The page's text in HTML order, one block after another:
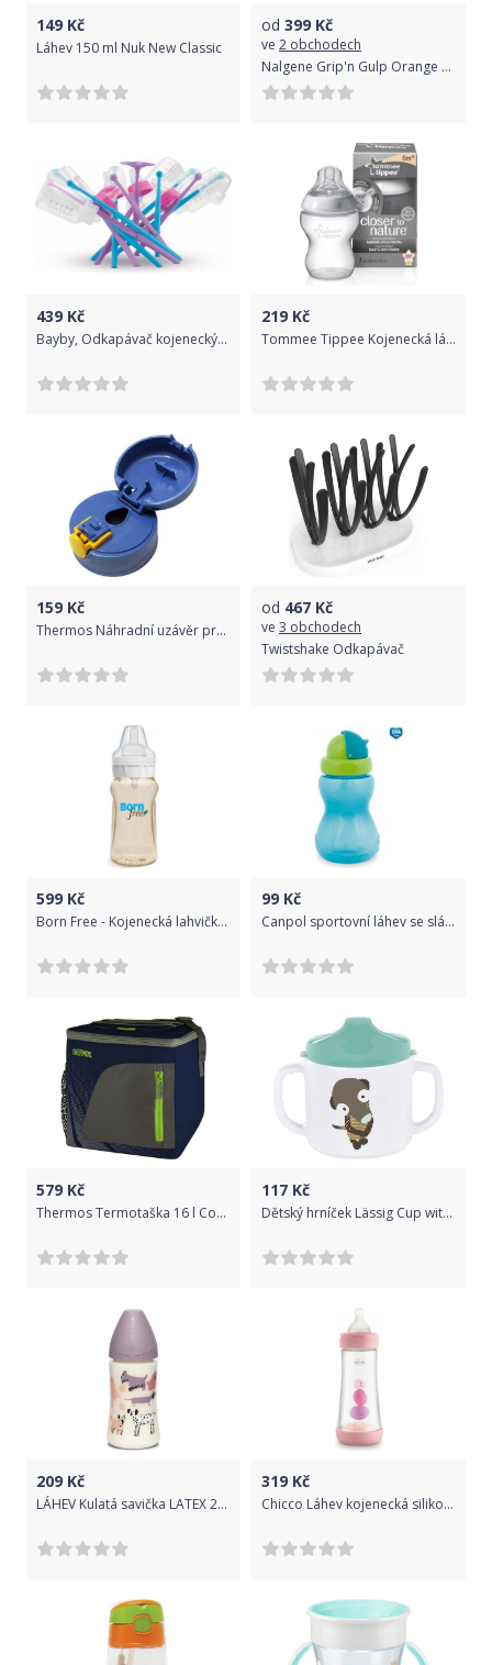
149 Kč
Láhev 150 ml Nuk New Classic
od 399 Kč
ve 2 obchodech
Nalgene Grip'n Gulp Orange Volcano
439 Kč
Bayby, Odkapávač kojeneckých lahví - ptačí hnízdo
219 Kč
Tommee Tippee Kojenecká láhev Tomme Tippee C2N, 1ks 260ml, 0+m
159 Kč
Thermos Náhradní uzávěr pro kojeneckou láhev nebo termosku Blue 2021
od 467 Kč
ve 3 obchodech
Twistshake Odkapávač
599 Kč
Born Free - Kojenecká lahvička 260ml -sada 3 kusy
99 Kč
Canpol sportovní láhev se slámkou malá Modrá
579 Kč
Thermos Termotaška 16 l Cool Blue 2021
117 Kč
Dětský hrníček Lässig Cup with Silicone
209 Kč
LÁHEV Kulatá savička LATEX 270 ml Suavinex FIALOVÝ PES
319 Kč
Chicco Láhev kojenecká silikon 300 ml Perfect 5